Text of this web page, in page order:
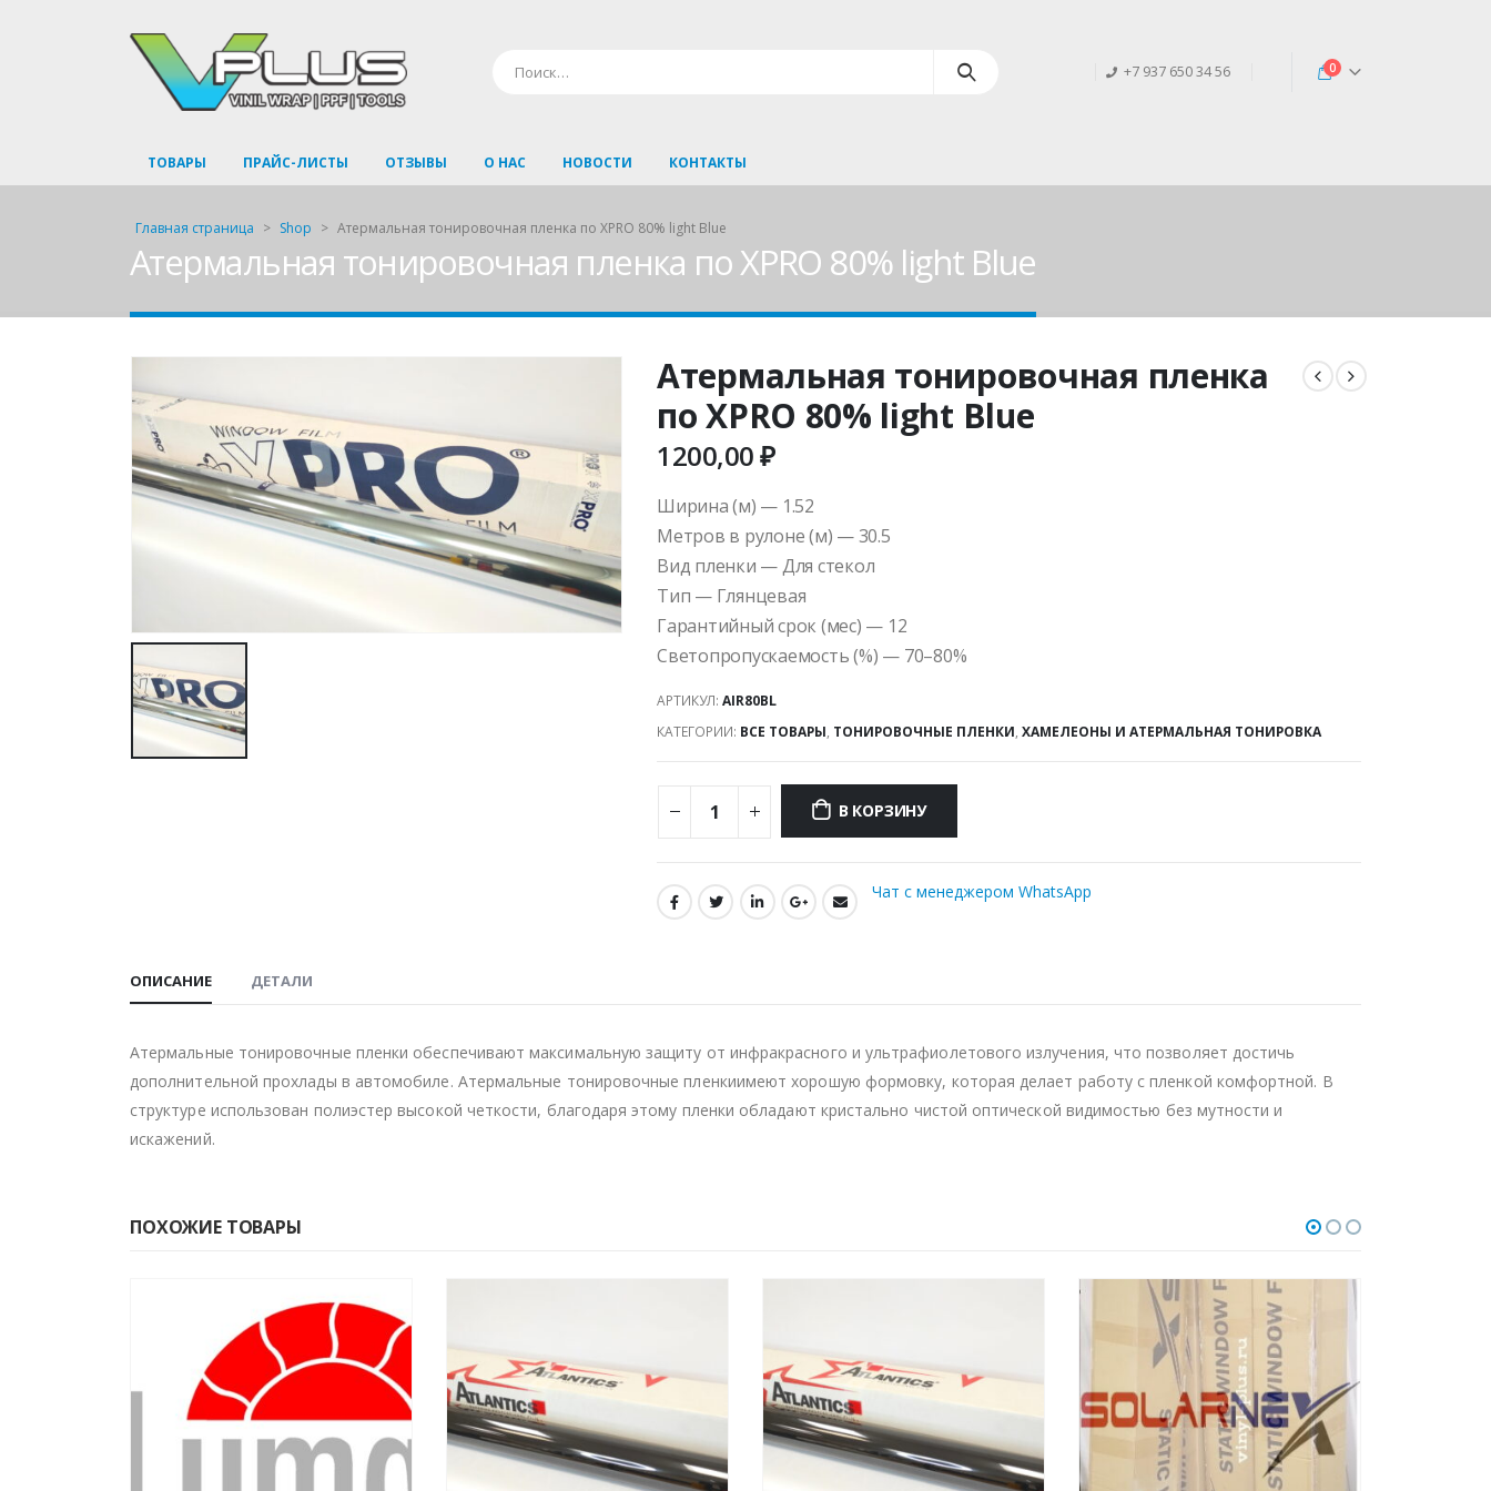
+7 937 650 34 56 0
ТОВАРЫ ПРАЙС-ЛИСТЫ ОТЗЫВЫ О НАС НОВОСТИ КОНТАКТЫ
Главная страница > Shop > Атермальная тонировочная пленка по XPRO 80% light Blue
Атермальная тонировочная пленка по XPRO 80% light Blue
Атермальная тонировочная пленка
по XPRO 80% light Blue
1200,00₽
Ширина (м) — 1.52
Метров в рулоне (м) — 30.5
Вид пленки — Для стекол
Тип — Глянцевая
Гарантийный срок (мес) — 12
Светопропускаемость (%) — 70–80%
АРТИКУЛ: AIR80BL
КАТЕГОРИИ: ВСЕ ТОВАРЫ, ТОНИРОВОЧНЫЕ ПЛЕНКИ, ХАМЕЛЕОНЫ И АТЕРМАЛЬНАЯ ТОНИРОВКА
В КОРЗИНУ
Чат с менеджером WhatsApp
ОПИСАНИЕ ДЕТАЛИ
Атермальные тонировочные пленки обеспечивают максимальную защиту от инфракрасного и ультрафиолетового излучения, что позволяет достичь
дополнительной прохлады в автомобиле. Атермальные тонировочные пленкиимеют хорошую формовку, которая делает работу с пленкой комфортной. В
структуре использован полиэстер высокой четкости, благодаря этому пленки обладают кристально чистой оптической видимостью без мутности и
искажений.
ПОХОЖИЕ ТОВАРЫ